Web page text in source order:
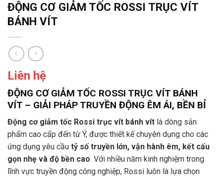
ĐỘNG CƠ GIẢM TỐC ROSSI TRỤC VÍT
BÁNH VÍT
Liên hệ
ĐỘNG CƠ GIẢM TỐC ROSSI TRỤC VÍT BÁNH
VÍT – GIẢI PHÁP TRUYỀN ĐỘNG ÊM ÁI, BỀN BỈ
Động cơ giảm tốc Rossi trục vít bánh vít là dòng sản
phẩm cao cấp đến từ Ý, được thiết kế chuyên dụng cho các
ứng dụng yêu cầu tỷ số truyền lớn, vận hành êm, kết cấu
gọn nhẹ và độ bền cao. Với nhiều năm kinh nghiệm trong
lĩnh vực truyền động công nghiệp, Rossi luôn là lựa chọn